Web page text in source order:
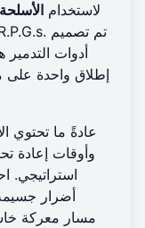
لاستخدام
أدوات
إطلاق واحدة على
عادةً ما تحتوي
وأوقات إعادة
استراتيجي.
أضرار جسيمة
مسار معركة